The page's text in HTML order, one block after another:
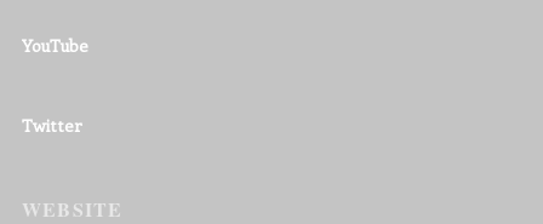
YouTube
Twitter
WEBSITE